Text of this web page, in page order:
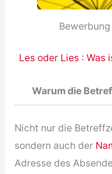
Les oder Lies : Was
Warum die
Nicht nur die
sondern auch der
Adresse des